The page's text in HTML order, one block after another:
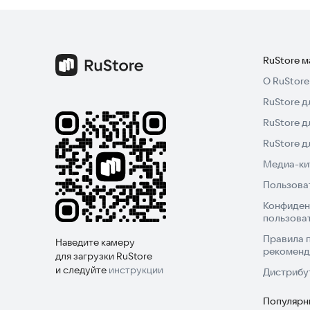
Наведите камеру
для загрузки RuStore
и следуйте инструкции
RuStore
О RuStore
RuStore
RuStore
RuStore
Медиа-
Правила